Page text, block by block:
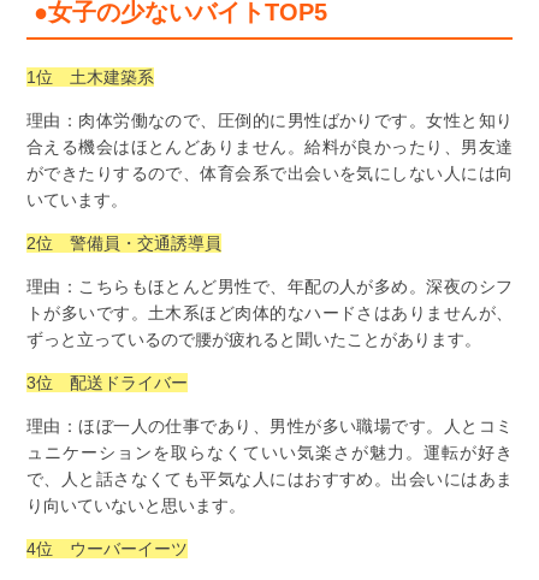
●女子の少ないバイトTOP5
1位 土木建築系
理由：肉体労働なので、圧倒的に男性ばかりです。女性と知り
合える機会はほとんどありません。給料が良かったり、男友達
ができたりするので、体育会系で出会いを気にしない人には向
いています。
2位 警備員・交通誘導員
理由：こちらもほとんど男性で、年配の人が多め。深夜のシフ
トが多いです。土木系ほど肉体的なハードさはありませんが、
ずっと立っているので腰が疲れると聞いたことがあります。
3位 配送ドライバー
理由：ほぼ一人の仕事であり、男性が多い職場です。人とコミ
ュニケーションを取らなくていい気楽さが魅力。運転が好き
で、人と話さなくても平気な人にはおすすめ。出会いにはあま
り向いていないと思います。
4位 ウーバーイーツ